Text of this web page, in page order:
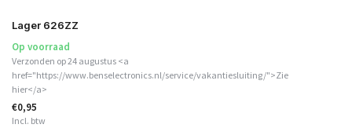
Lager 626ZZ
Op voorraad
Verzonden op 24 augustus <a
href="https://www.benselectronics.nl/service/vakantiesluiting/">Zie
hier</a>
€0,95
Incl. btw